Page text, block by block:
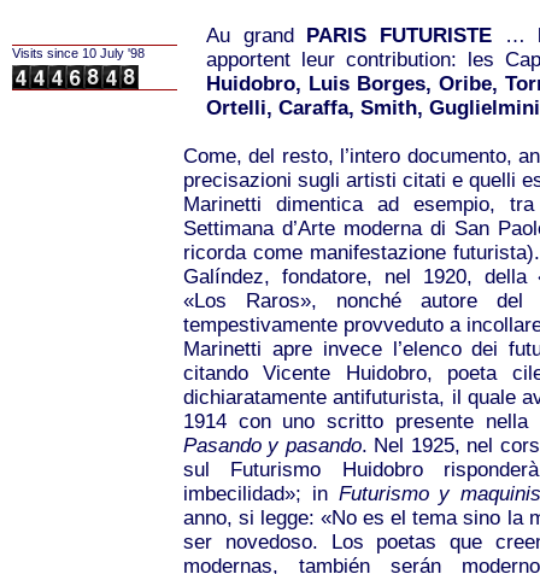
Visits since 10 July '98
Au grand PARIS FUTURISTE…
apportent leur contribution: les
Huidobro, Luis Borges, Oribe,
Ortelli, Caraffa, Smith,
Come, del resto, l’intero documento,
precisazioni sugli artisti citati e quelli
Marinetti dimentica ad esempio,
Settimana d’Arte moderna di San
ricorda come manifestazione
Galíndez, fondatore, nel 1920,
«Los Raros», nonché autore del
tempestivamente provveduto a
Marinetti apre invece l’elenco dei
citando Vicente Huidobro, poeta
dichiaratamente antifuturista, il quale
1914 con uno scritto presente
Pasando y pasando. Nel 1925, nel
sul Futurismo Huidobro
imbecilidad»; in Futurismo y
anno, si legge: «No es el tema sino la
ser novedoso. Los poetas que
modernas, también serán